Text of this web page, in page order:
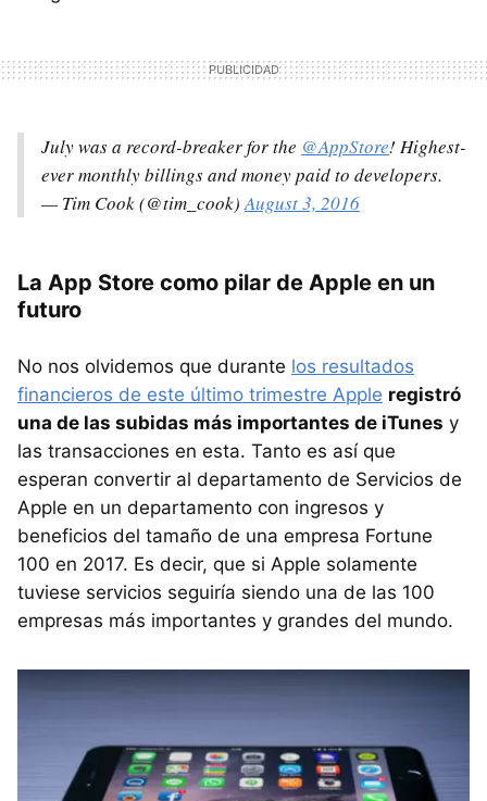
July was a record-breaker for the @AppStore! Highest-
ever monthly billings and money paid to developers.
— Tim Cook (@tim_cook)August 3, 2016
La App Store como pilar de Apple en un
futuro
No nos olvidemos que durante los resultados
financieros de este último trimestre Apple registró
una de las subidas más importantes de iTunes y
las transacciones en esta. Tanto es así que
esperan convertir al departamento de Servicios de
Apple en un departamento con ingresos y
beneficios del tamaño de una empresa Fortune
100 en 2017. Es decir, que si Apple solamente
tuviese servicios seguiría siendo una de las 100
empresas más importantes y grandes del mundo.